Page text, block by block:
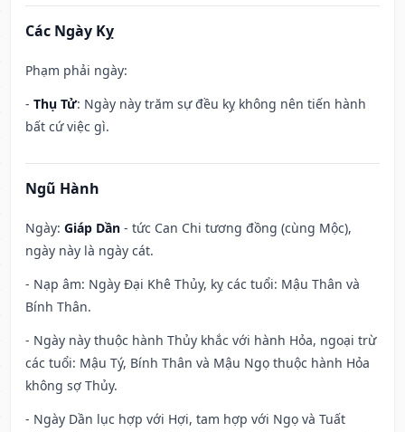
Các Ngày Kỵ
Phạm phải ngày:
- Thụ Tử: Ngày này trăm sự đều kỵ không nên tiến hành
bất cứ việc gì.
Ngũ Hành
Ngày: Giáp Dần - tức Can Chi tương đồng (cùng Mộc),
ngày này là ngày cát.
- Nạp âm: Ngày Đại Khê Thủy, kỵ các tuổi: Mậu Thân và
Bính Thân.
- Ngày này thuộc hành Thủy khắc với hành Hỏa, ngoại trừ
các tuổi: Mậu Tý, Bính Thân và Mậu Ngọ thuộc hành Hỏa
không sợ Thủy.
- Ngày Dần lục hợp với Hợi, tam hợp với Ngọ và Tuất